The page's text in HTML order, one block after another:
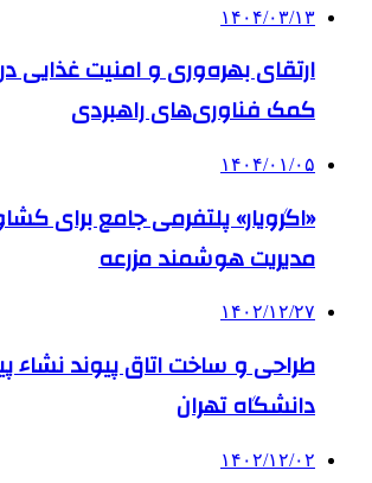
۱۴۰۴/۰۳/۱۳
ارتقای بهره‌وری و امنیت غذایی
کمک فناوری‌های راهبردی
۱۴۰۴/۰۱/۰۵
«اگرویار» پلتفرمی جامع برای
مدیریت هوشمند مزرعه
۱۴۰۲/۱۲/۲۷
طراحی و ساخت اتاق پیوند نشاء
دانشگاه تهران
۱۴۰۲/۱۲/۰۲